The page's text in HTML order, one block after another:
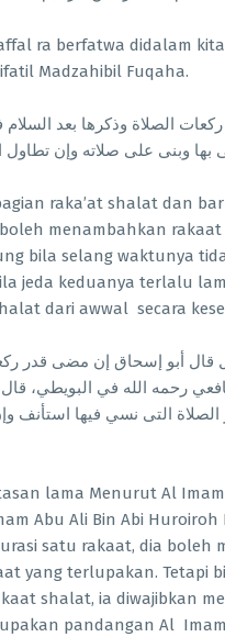
ra berfatwa didalam
Madzahibil Fuqaha.
raka’at shalat dan
menambahkan
bila selang waktunya
jeda keduanya terlalu
dari awwal secara
رحمه الله في البويطي،
التى نسي فيها استأنف
lama Menurut Al
Abu Ali Bin Abi Huroiroh
satu rakaat, dia boleh
yang terlupakan. Tetapi
shalat, ia diwajibkan
pandangan Al Imam